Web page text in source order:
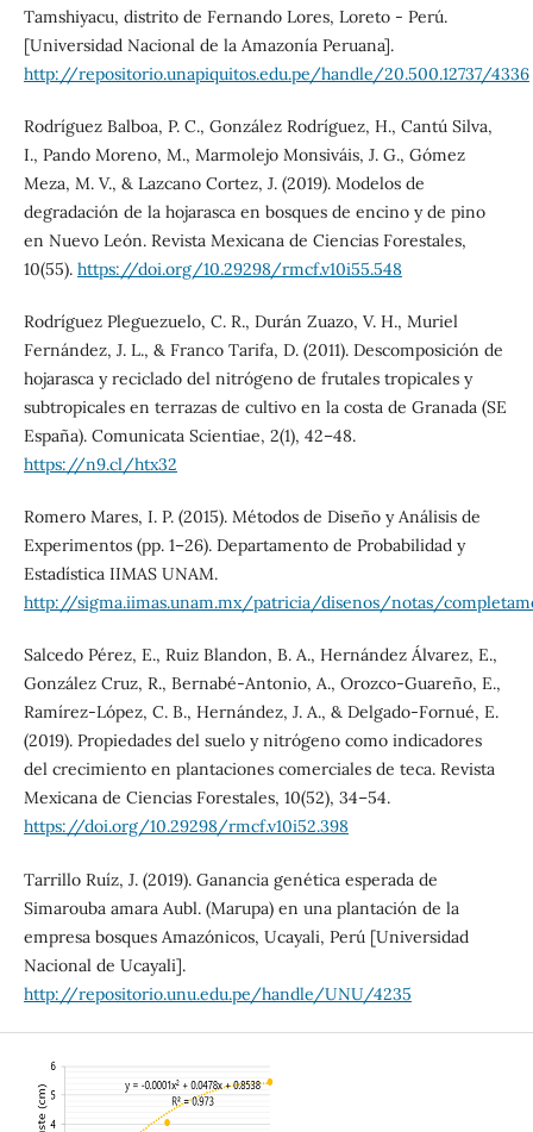
Tamshiyacu, distrito de Fernando Lores, Loreto - Perú.
[Universidad Nacional de la Amazonía Peruana].
http://repositorio.unapiquitos.edu.pe/handle/20.500.12737/4336
Rodríguez Balboa, P. C., González Rodríguez, H., Cantú Silva,
I., Pando Moreno, M., Marmolejo Monsiváis, J. G., Gómez
Meza, M. V., & Lazcano Cortez, J. (2019). Modelos de
degradación de la hojarasca en bosques de encino y de pino
en Nuevo León. Revista Mexicana de Ciencias Forestales,
10(55). https://doi.org/10.29298/rmcf.v10i55.548
Rodríguez Pleguezuelo, C. R., Durán Zuazo, V. H., Muriel
Fernández, J. L., & Franco Tarifa, D. (2011). Descomposición de
hojarasca y reciclado del nitrógeno de frutales tropicales y
subtropicales en terrazas de cultivo en la costa de Granada (SE
España). Comunicata Scientiae, 2(1), 42–48.
https://n9.cl/htx32
Romero Mares, I. P. (2015). Métodos de Diseño y Análisis de
Experimentos (pp. 1–26). Departamento de Probabilidad y
Estadística IIMAS UNAM.
http://sigma.iimas.unam.mx/patricia/disenos/notas/
Salcedo Pérez, E., Ruiz Blandon, B. A., Hernández Álvarez, E.,
González Cruz, R., Bernabé-Antonio, A., Orozco-Guareño, E.,
Ramírez-López, C. B., Hernández, J. A., & Delgado-Fornué, E.
(2019). Propiedades del suelo y nitrógeno como indicadores
del crecimiento en plantaciones comerciales de teca. Revista
Mexicana de Ciencias Forestales, 10(52), 34–54.
https://doi.org/10.29298/rmcf.v10i52.398
Tarrillo Ruíz, J. (2019). Ganancia genética esperada de
Simarouba amara Aubl. (Marupa) en una plantación de la
empresa bosques Amazónicos, Ucayali, Perú [Universidad
Nacional de Ucayali].
http://repositorio.unu.edu.pe/handle/UNU/4235